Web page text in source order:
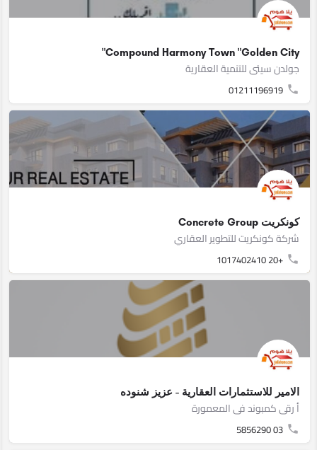
Compound Harmony Town "Golden City"
جولدن سيتى للتنمية العقارية
01211196919
كونكريت Concrete Group
شركة كونكريت للتطوير العقاري
+20 1017402410
الامير للاستثمارات العقارية - عزيز شنوده
أ رقى كمبوند فى المعمورة
03 5856290